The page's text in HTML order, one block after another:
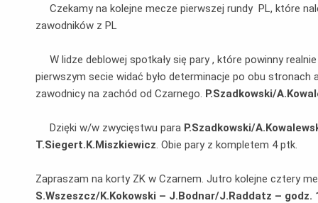
Czekamy na kolejne mecze pierwszej rundy PL, które
zawodników z PL
W lidze deblowej spotkały się pary , które powinny
pierwszym secie widać było determinacje po obu
zawodnicy na zachód od Czarnego. P.Szadkowski/
Dzięki w/w zwycięstwu para P.Szadkowski/
T.Siegert.K.Miszkiewicz. Obie pary z kompletem 4 ptk.
Zapraszam na korty ZK w Czarnem. Jutro kolejne cztery
S.Wszeszcz/K.Kokowski – J.Bodnar/J.Raddatz – godz.